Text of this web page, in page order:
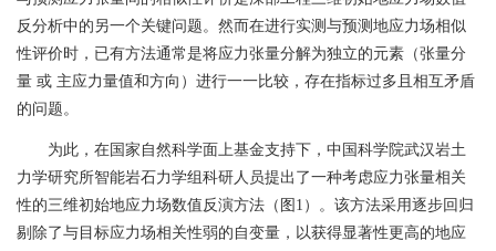
反分析中的另一个关键问题。然而在进行实测与预测地应力场相似
性评价时，已有方法通常是将应力张量分解为独立的元素（张量分
量 或 主应力量值和方向）进行一一比较，存在指标过多且相互矛盾
的问题。
为此，在国家自然科学面上基金支持下，中国科学院武汉岩土
力学研究所智能岩石力学组科研人员提出了一种考虑应力张量相关
性的三维初始地应力场数值反演方法（图 1 ）。该方法采用逐步回归
剔除了与目标应力场相关性弱的自变量，以获得显著性更高的地应